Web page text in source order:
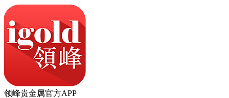
领峰贵金属官方APP